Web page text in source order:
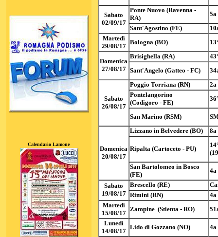
Sabato
02/09/17
Ponte Nuovo (Ravenna -
RA)
Sant'Agostino (FE)
Martedì
29/08/17
Bologna (BO)
Domenica
27/08/17
Brisighella (RA)
Sant'Angelo (Gatteo - FC)
Sabato
26/08/17
Poggio Torriana (RN)
2a
Pontelangorino
(Codigoro - FE)
San Marino (RSM)
Domenica
20/08/17
Lizzano in Belvedere (BO)
Ripalta (Cartoceto - PU)
San Bartolomeo in Bosco
(FE)
4a
Sabato
19/08/17
Brescello (RE)
Rimini (RN)
4a
Martedì
15/08/17
Zampine (Stienta - RO)
Lunedì
14/08/17
Lido di Gozzano (NO)
Calendario Lamone